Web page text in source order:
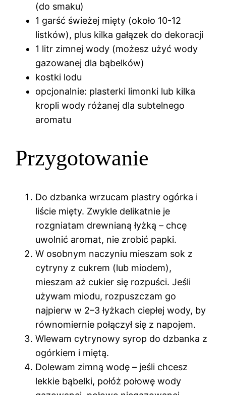
(do smaku)
1 garść świeżej mięty (około 10-12
listków), plus kilka gałązek do dekoracji
1 litr zimnej wody (możesz użyć wody
gazowanej dla bąbelków)
kostki lodu
opcjonalnie: plasterki limonki lub kilka
kropli wody różanej dla subtelnego
aromatu
Przygotowanie
Do dzbanka wrzucam plastry ogórka i
liście mięty. Zwykle delikatnie je
rozgniatam drewnianą łyżką – chcę
uwolnić aromat, nie zrobić papki.
W osobnym naczyniu mieszam sok z
cytryny z cukrem (lub miodem),
mieszam aż cukier się rozpuści. Jeśli
używam miodu, rozpuszczam go
najpierw w 2–3 łyżkach ciepłej wody, by
równomiernie połączył się z napojem.
Wlewam cytrynowy syrop do dzbanka z
ogórkiem i miętą.
Dolewam zimną wodę – jeśli chcesz
lekkie bąbelki, połóż połowę wody